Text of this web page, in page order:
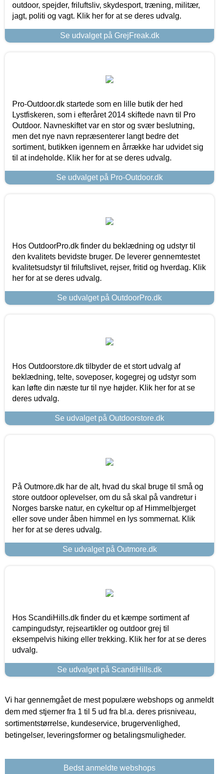
outdoor, spejder, friluftsliv, skydesport, træning, militær,
jagt, politi og vagt. Klik her for at se deres udvalg.
Se udvalget på GrejFreak.dk
Pro-Outdoor.dk startede som en lille butik der hed
Lystfiskeren, som i efteråret 2014 skiftede navn til Pro
Outdoor. Navneskiftet var en stor og svær beslutning,
men det nye navn repræsenterer langt bedre det
sortiment, butikken igennem en årrække har udvidet sig
til at indeholde. Klik her for at se deres udvalg.
Se udvalget på Pro-Outdoor.dk
Hos OutdoorPro.dk finder du beklædning og udstyr til
den kvalitets bevidste bruger. De leverer gennemtestet
kvalitetsudstyr til friluftslivet, rejser, fritid og hverdag. Klik
her for at se deres udvalg.
Se udvalget på OutdoorPro.dk
Hos Outdoorstore.dk tilbyder de et stort udvalg af
beklædning, telte, soveposer, kogegrej og udstyr som
kan løfte din næste tur til nye højder. Klik her for at se
deres udvalg.
Se udvalget på Outdoorstore.dk
På Outmore.dk har de alt, hvad du skal bruge til små og
store outdoor oplevelser, om du så skal på vandretur i
Norges barske natur, en cykeltur op af Himmelbjerget
eller sove under åben himmel en lys sommernat. Klik
her for at se deres udvalg.
Se udvalget på Outmore.dk
Hos ScandiHills.dk finder du et kæmpe sortiment af
campingudstyr, rejseartikler og outdoor grej til
eksempelvis hiking eller trekking. Klik her for at se deres
udvalg.
Se udvalget på ScandiHills.dk
Vi har gennemgået de mest populære webshops og anmeldt
dem med stjerner fra 1 til 5 ud fra bl.a. deres prisniveau,
sortimentstørrelse, kundeservice, brugervenlighed,
betingelser, leveringsformer og betalingsmuligheder.
Bedst anmeldte webshops